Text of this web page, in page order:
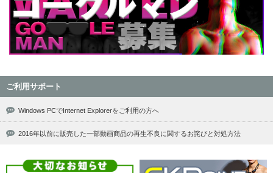
ご利用サポート
Windows PCでInternet Explorerをご利用の方へ
2016年以前に販売した一部動画商品の再生不良に関するお詫びと対処方法